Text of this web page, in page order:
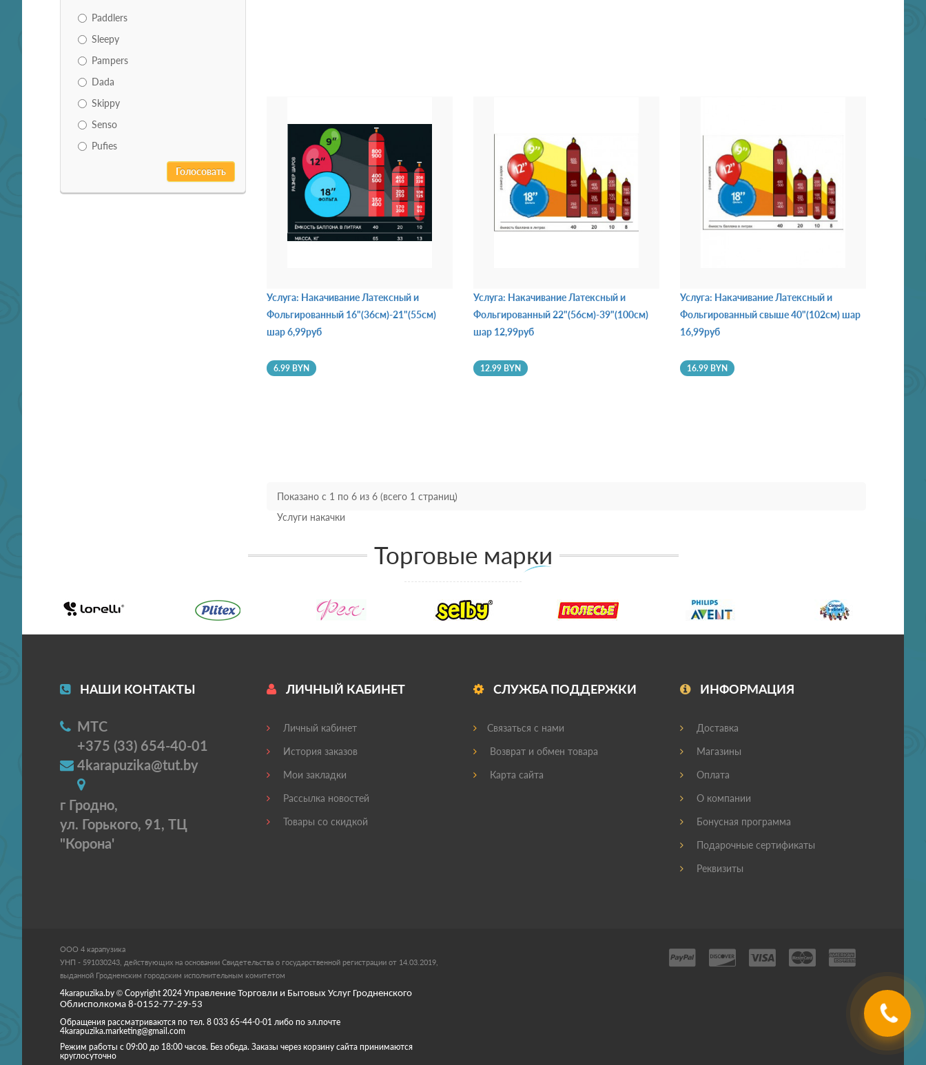
Paddlers
Sleepy
Pampers
Dada
Skippy
Senso
Pufies
Услуга: Накачивание Латексный и
Фольгированный 16"(36см)-21"(55см)
шар 6,99руб
6.99 BYN
Услуга: Накачивание Латексный и
Фольгированный 22"(56см)-39"(100см)
шар 12,99руб
12.99 BYN
Услуга: Накачивание Латексный и
Фольгированный свыше 40"(102см) шар
16,99руб
16.99 BYN
Показано с 1 по 6 из 6 (всего 1 страниц)
Услуги накачки
Торговые марки
НАШИ КОНТАКТЫ
МТС
+375 (33) 654-40-01
4karapuzika@tut.by
г Гродно,
ул. Горького, 91, ТЦ
"Корона'
ЛИЧНЫЙ КАБИНЕТ
Личный кабинет
История заказов
Мои закладки
Рассылка новостей
Товары со скидкой
СЛУЖБА ПОДДЕРЖКИ
Связаться с нами
Возврат и обмен товара
Карта сайта
ИНФОРМАЦИЯ
Доставка
Магазины
Оплата
О компании
Бонусная программа
Подарочные сертификаты
Реквизиты
ООО 4 карапузика
УНП - 591030243, действующих на основании Свидетельства о государственной регистрации от 14.03.2019,
выданной Гродненским городским исполнительным комитетом
4karapuzika.by © Copyright 2024 Управление Торговли и Бытовых Услуг Гродненского
Облисполкома 8-0152-77-29-53
Обращения рассматриваются по тел. 8 033 65-44-0-01 либо по эл.почте
4karapuzika.marketing@gmail.com
Режим работы с 09:00 до 18:00 часов. Без обеда. Заказы через корзину сайта принимаются
круглосуточно